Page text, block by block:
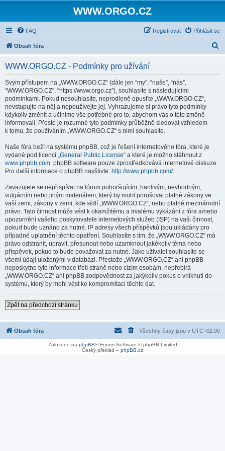
WWW.ORGO.CZ
FAQ Přihlásit se
Registrovat
Obsah fóra
WWW.ORGO.CZ - Podmínky pro užívání
Svým přístupem na „WWW.ORGO.CZ“ (dále jen “my”, “naše”, “nás”,
“WWW.ORGO.CZ”, “https://www.orgo.cz”), souhlasíte s následujícími
podmínkami. Pokud nesouhlasíte, neprodleně opusťte „WWW.ORGO.CZ“,
nevstupujte na něj a nepoužívejte jej. Vyhrazujeme si právo tyto podmínky
kdykoliv změnit a učiníme vše potřebné pro to, abychom vás o této změně
informovali. Přesto je rozumné tyto podmínky průběžně sledovat vzhledem
k tomu, že používáním „WWW.ORGO.CZ“ s nimi souhlasíte.
Naše fóra beží na systému phpBB, což je řešení internetového fóra, které je
vydané pod licencí „General Public License“ a které je možno stáhnout z
www.phpbb.com. phpBB software pouze zprostředkovává internetové diskuze.
Pro další informace o phpBB navštivte: http://www.phpbb.com/.
Zavazujete se nepřispívat na fórum pohoršujícím, hanlivým, nevhodným,
vulgárním nebo jiným materiálem, který by mohl porušovat platné zákony ve
vaší zemi, zákony v zemi, kde sídlí „WWW.ORGO.CZ“, nebo platné mezinárodní
právo. Tato činnost může vést k okamžitému a trvalému vykázání z fóra a/nebo
upozornění vašeho poskytovatele internetových služeb (ISP) na vaši činnost,
pokud bude uznáno za nutné. IP adresy všech příspěvků jsou ukládány pro
případné uplatnění těchto opatření. Souhlasíte s tím, že „WWW.ORGO.CZ“ má
právo odstranit, upravit, přesunout nebo uzamknout jakékoliv téma nebo
příspěvek, pokud to bude považovat za nutné. Jako uživatel souhlasíte se
všemi údaji uloženými v databázi. Přestože „WWW.ORGO.CZ“ ani phpBB
neposkytne tyto informace třetí straně nebo cizím osobám, nepřebírá
„WWW.ORGO.CZ“ ani phpBB zodpovědnost za jakýkoliv pokus o vniknutí do
systému, který by mohl vést ke kompromitaci těchto dat.
Zpět na předchozí stránku
Obsah fóra Všechny časy jsou v UTC+02:00
Založeno na phpBB® Forum Software © phpBB Limited
Český překlad – phpBB.cz